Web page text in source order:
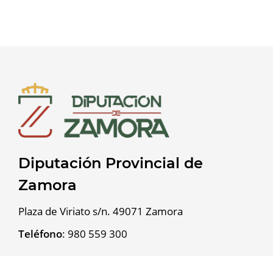
Diputación Provincial de
Zamora
Plaza de Viriato s/n. 49071 Zamora
Teléfono: 980 559 300